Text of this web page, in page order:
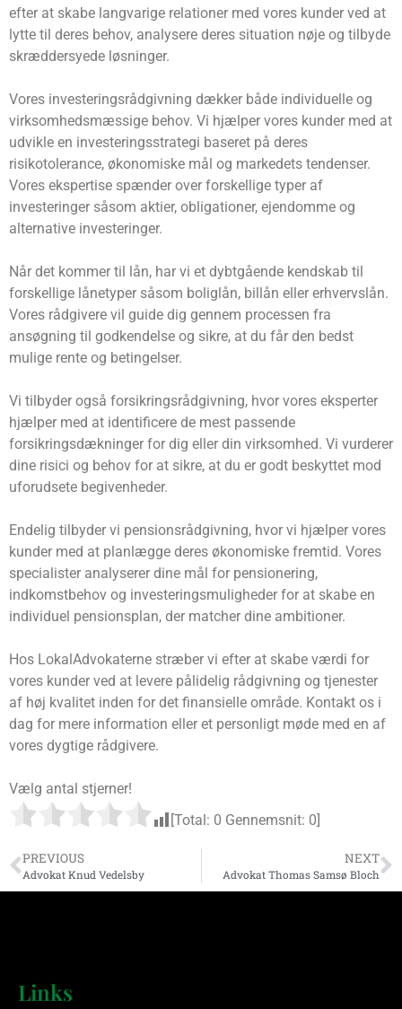
efter at skabe langvarige relationer med vores kunder ved at
lytte til deres behov, analysere deres situation nøje og tilbyde
skræddersyede løsninger.
Vores investeringsrådgivning dækker både individuelle og
virksomhedsmæssige behov. Vi hjælper vores kunder med at
udvikle en investeringsstrategi baseret på deres
risikotolerance, økonomiske mål og markedets tendenser.
Vores ekspertise spænder over forskellige typer af
investeringer såsom aktier, obligationer, ejendomme og
alternative investeringer.
Når det kommer til lån, har vi et dybtgående kendskab til
forskellige lånetyper såsom boliglån, billån eller erhvervslån.
Vores rådgivere vil guide dig gennem processen fra
ansøgning til godkendelse og sikre, at du får den bedst
mulige rente og betingelser.
Vi tilbyder også forsikringsrådgivning, hvor vores eksperter
hjælper med at identificere de mest passende
forsikringsdækninger for dig eller din virksomhed. Vi vurderer
dine risici og behov for at sikre, at du er godt beskyttet mod
uforudsete begivenheder.
Endelig tilbyder vi pensionsrådgivning, hvor vi hjælper vores
kunder med at planlægge deres økonomiske fremtid. Vores
specialister analyserer dine mål for pensionering,
indkomstbehov og investeringsmuligheder for at skabe en
individuel pensionsplan, der matcher dine ambitioner.
Hos LokalAdvokaterne stræber vi efter at skabe værdi for
vores kunder ved at levere pålidelig rådgivning og tjenester
af høj kvalitet inden for det finansielle område. Kontakt os i
dag for mere information eller et personligt møde med en af
vores dygtige rådgivere.
Vælg antal stjerner!
[Total: 0 Gennemsnit: 0
PREVIOUS
Advokat Knud Vedelsby
NEXT
Advokat Thomas Samsø Bloch
Links